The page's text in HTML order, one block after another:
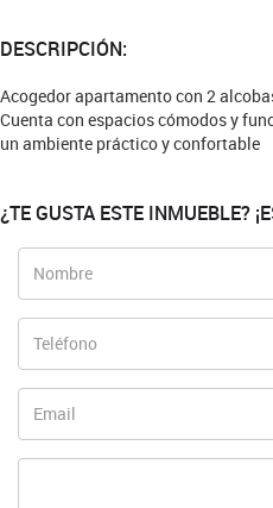
DESCRIPCIÓN:
Acogedor apartamento con 2
Cuenta con espacios cómodos y
un ambiente práctico y confortable
¿TE GUSTA ESTE INMUEBLE?